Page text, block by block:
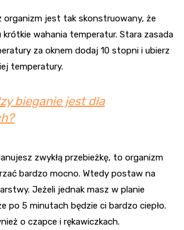
organizm jest tak skonstruowany, że
wahania temperatur. Stara zasada
za oknem dodaj 10 stopni i ubierz
temperatury.
bieganie jest dla
zwykłą przebieżkę, to organizm
bardzo mocno. Wtedy postaw na
Jeżeli jednak masz w planie
po 5 minutach będzie ci bardzo ciepło.
o czapce i rękawiczkach.